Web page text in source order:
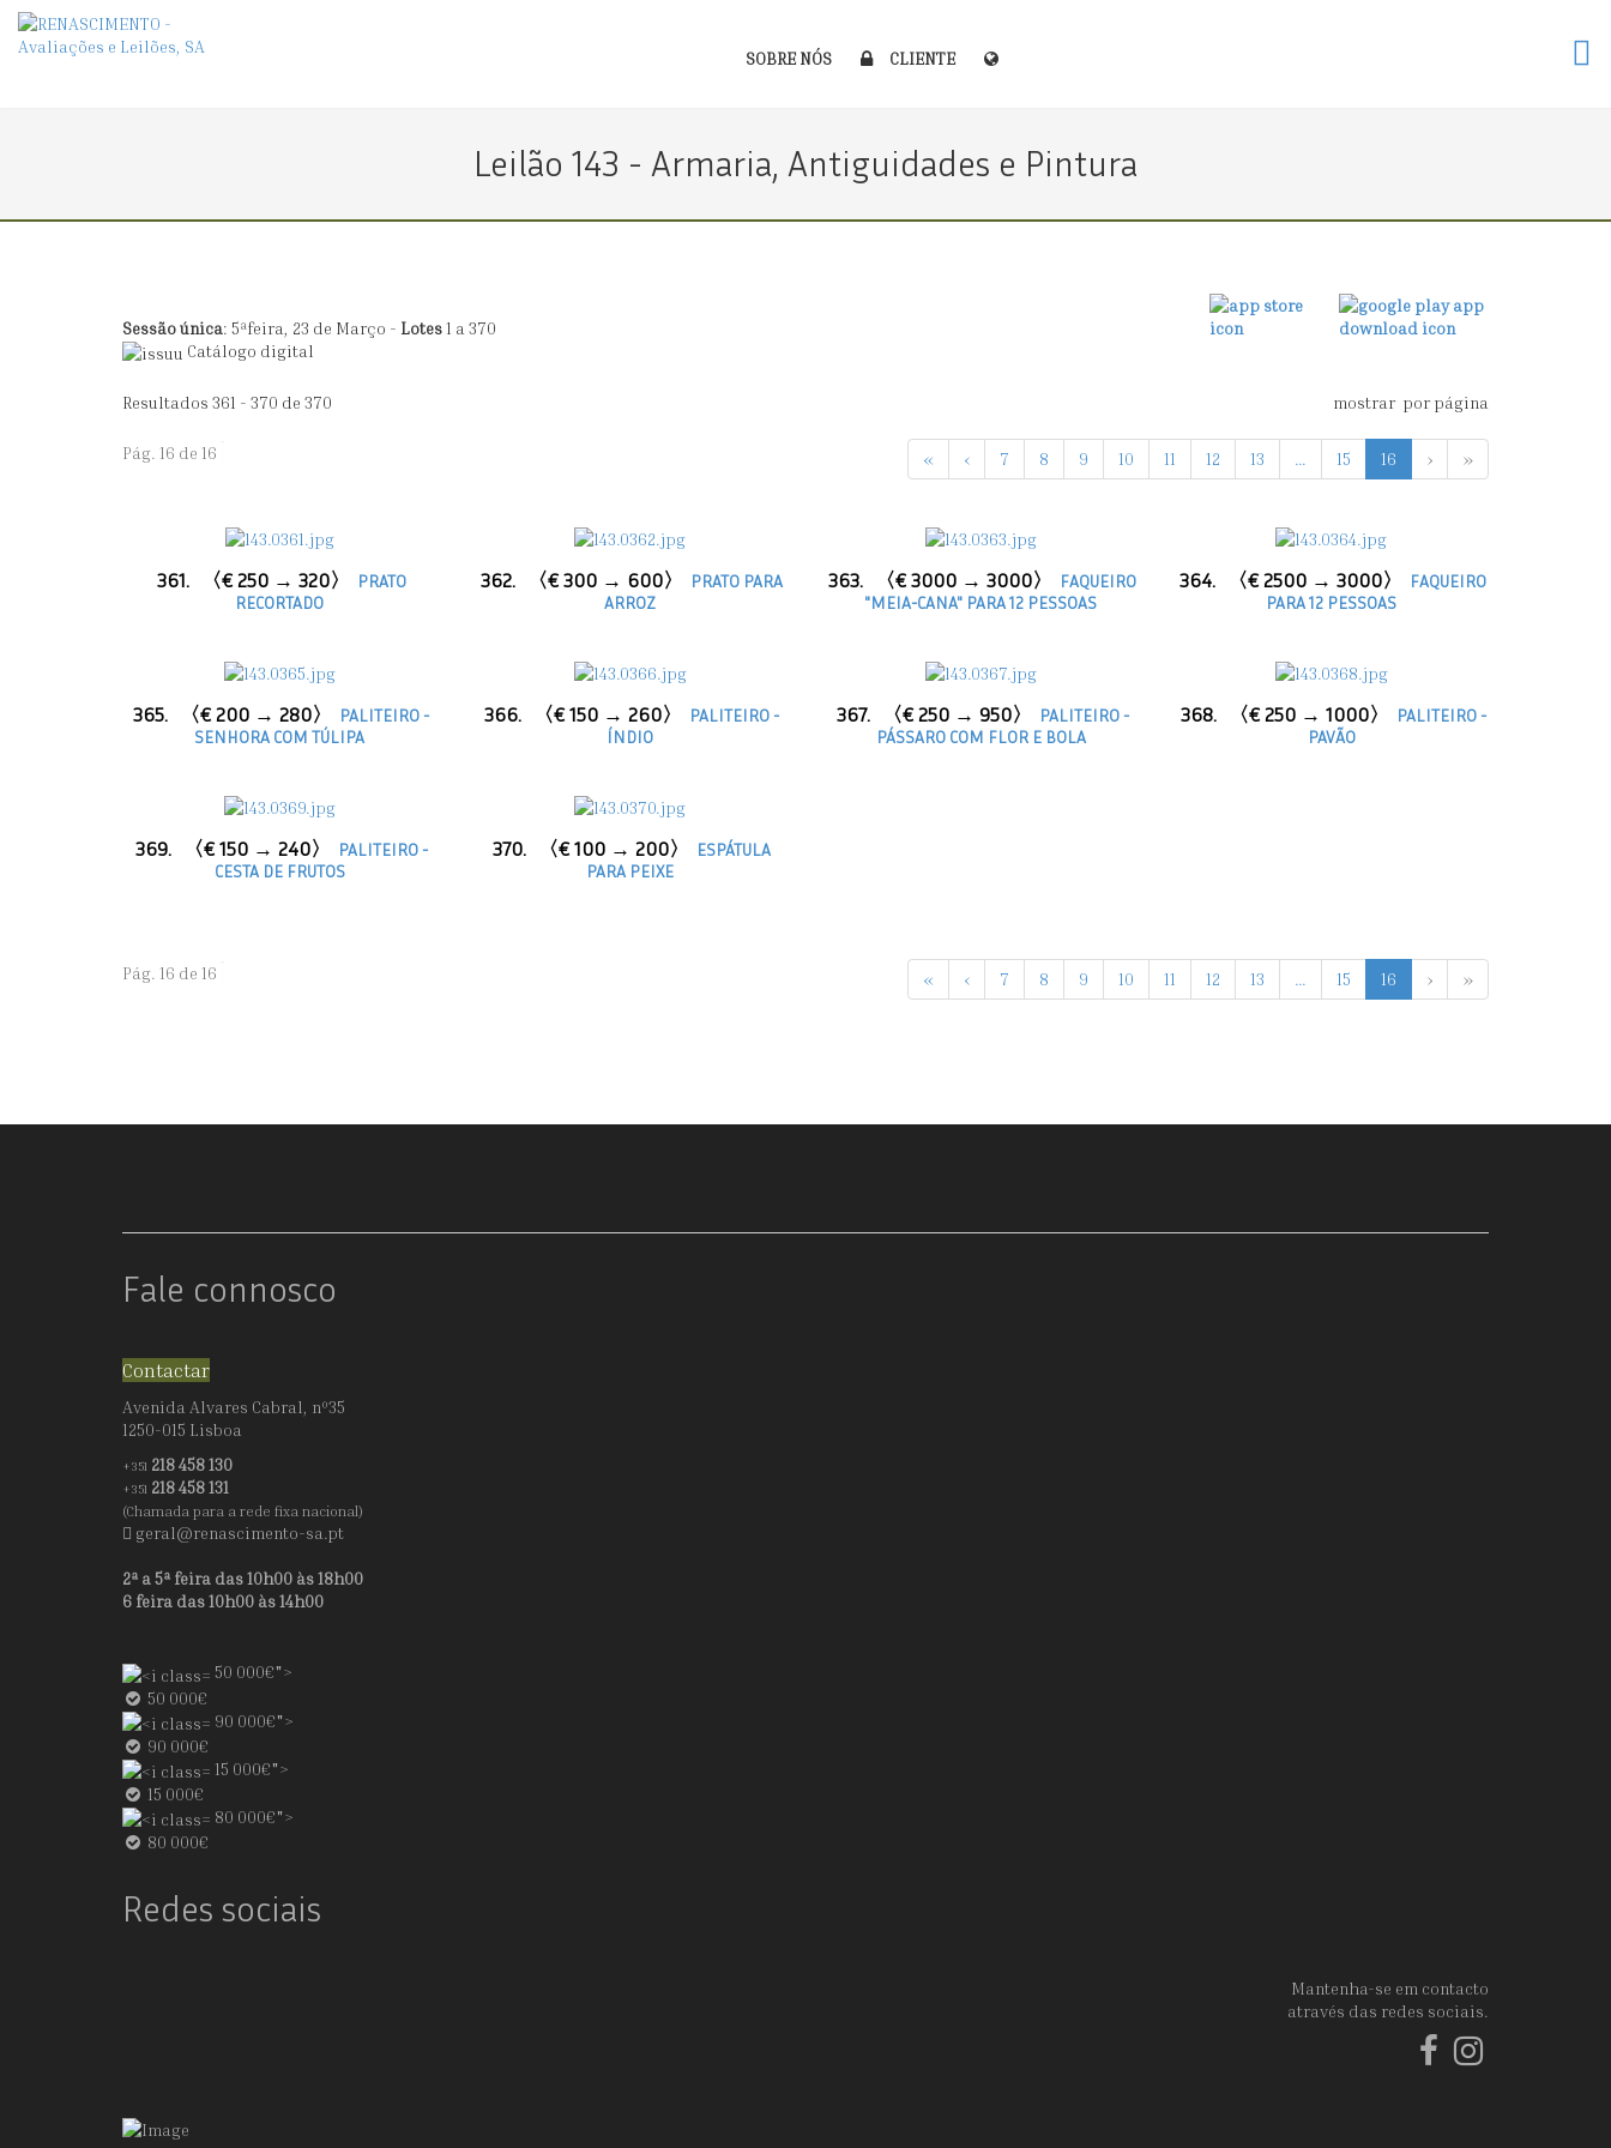
SOBRE NÓS CLIENTE
Leilão 143 - Armaria, Antiguidades e Pintura
Sessão única: 5ªfeira, 23 de Março - Lotes1 a 370
Catálogo digital
Resultados 361 - 370 de 370 mostrar por página
Pág. 16 de 16 « ‹ 7 8 9 10 11 12 13 ... 15 16 › »
361. 〈€ 250 → 320〉
PRATO
RECORTADO
362. 〈€ 300 → 600〉
PRATO PARA
ARROZ
363. 〈€ 3000 → 3000〉
FAQUEIRO
"MEIA-CANA" PARA 12 PESSOAS
364. 〈€ 2500 → 3000〉
FAQUEIRO
PARA 12 PESSOAS
365. 〈€ 200 → 280〉
PALITEIRO -
SENHORA COM TÚLIPA
366. 〈€ 150 → 260〉
PALITEIRO -
ÍNDIO
367. 〈€ 250 → 950〉
PALITEIRO -
PÁSSARO COM FLOR E BOLA
368. 〈€ 250 → 1000〉
PALITEIRO -
PAVÃO
369. 〈€ 150 → 240〉
PALITEIRO -
CESTA DE FRUTOS
370. 〈€ 100 → 200〉
ESPÁTULA
PARA PEIXE
Pág. 16 de 16 « ‹ 7 8 9 10 11 12 13 ... 15 16 › »
Fale connosco
Contactar
Avenida Alvares Cabral, nº35
1250-015 Lisboa
+351 218 458 130
+351 218 458 131
(Chamada para a rede fixa nacional)
geral@renascimento-sa.pt
2ª a 5ª feira das 10h00 às 18h00
6 feira das 10h00 às 14h00
50 000€">
50 000€
90 000€">
90 000€
15 000€">
15 000€
80 000€">
80 000€
Redes sociais
Mantenha-se em contacto
através das redes sociais.
Facebook
Instagram